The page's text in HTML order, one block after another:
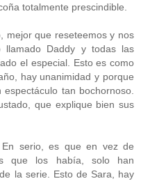
totalmente prescindible.
mejor que reseteemos y nos
llamado Daddy y todas las
el especial. Esto es como
hay unanimidad y porque
tan bochornoso.
que explique bien sus
En serio, es que en vez de
que los había, solo han
la serie. Esto de Sara, hay